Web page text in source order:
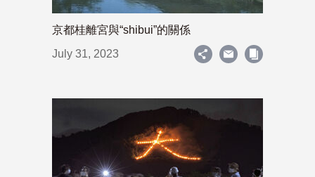
京都桂離宮與“shibui”的關係
July 31, 2023